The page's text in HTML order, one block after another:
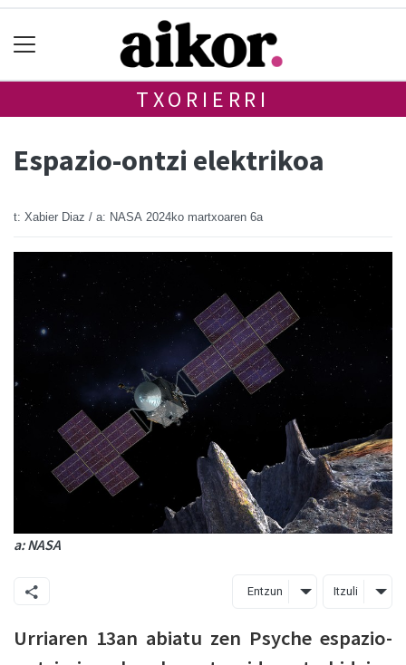
TXORIERRI
Espazio-ontzi elektrikoa
t: Xabier Diaz / a: NASA 2024ko martxoaren 6a
a: NASA
Entzun Itzuli
Urriaren 13an abiatu zen Psyche espazio-